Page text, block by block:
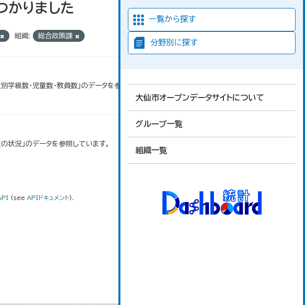
一覧から探す
分野別に探す
大仙市オープンデータサイトについて
グループ一覧
組織一覧
かりました
組織: 総合政策課
級数・児童数・教員数」のデータを参照しています。
況」のデータを参照しています。
(see APIドキュメント).